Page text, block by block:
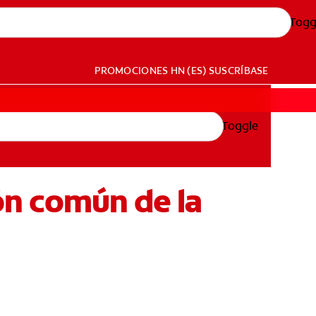
PROMOCIONES HN (ES) SUSCRÍBASE
Toggle
común de la